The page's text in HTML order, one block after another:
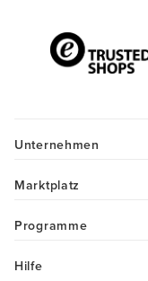
Unternehmen
Marktplatz
Programme
Hilfe